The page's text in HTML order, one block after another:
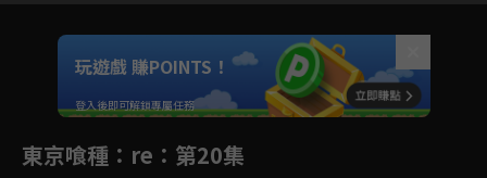
Unmute
如有不便請見諒
玩遊戲 賺POINTS！
登入後即可解鎖專屬任務
東京喰種：re ：第20集